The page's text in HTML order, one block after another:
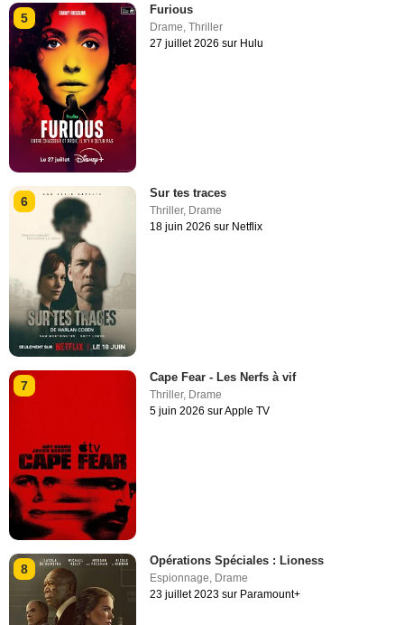
5
Furious
Drame,Thriller
27 juillet 2026 sur Hulu
6
Sur tes traces
Thriller, Drame
18 juin 2026 sur Netflix
7
Cape Fear - Les Nerfs à vif
Thriller, Drame
5 juin 2026 sur Apple TV
8
Opérations Spéciales : Lioness
Espionnage, Drame
23 juillet 2023 sur Paramount+